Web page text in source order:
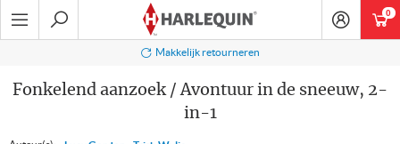
Ga
naar
Makkelijk retourneren
Fonkelend aanzoek / Avontuur in de sneeuw, 2-
in-1
0